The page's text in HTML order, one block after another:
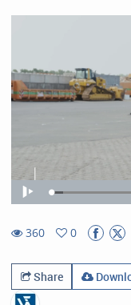
Play Loaded:
12.10%
360
0
Share